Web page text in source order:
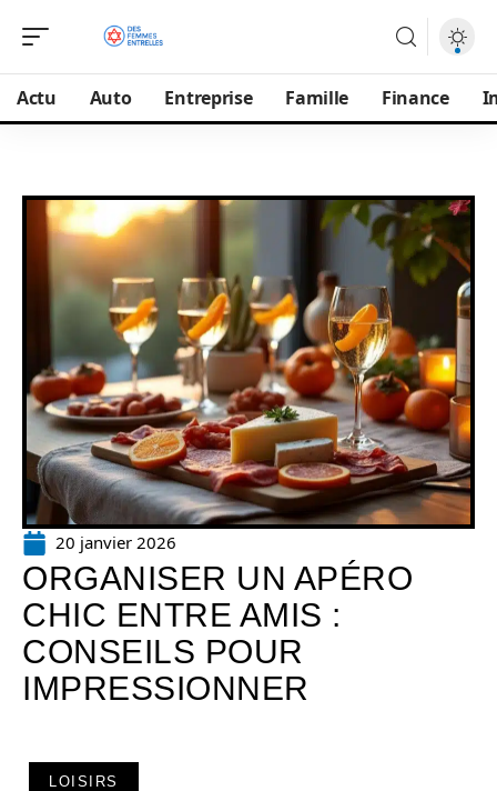
Actu Auto Entreprise Famille Finance
20 janvier 2026
ORGANISER UN APÉRO
CHIC ENTRE AMIS :
CONSEILS POUR
IMPRESSIONNER
LOISIRS